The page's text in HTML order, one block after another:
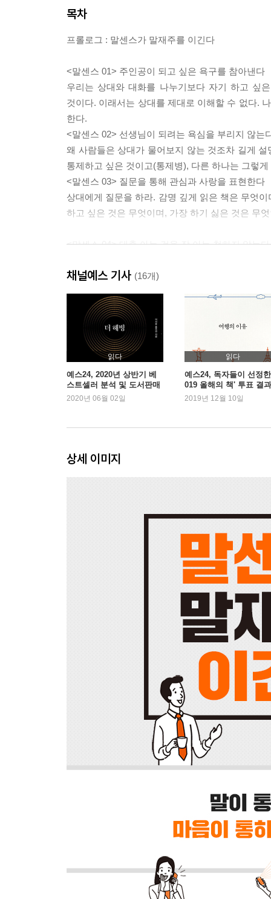
목차
프롤로그 : 말센스가 말재주를 이긴다
<말센스 01> 주인공이 되고 싶은 욕구를 참아낸다
우리는 상대와 대화를 나누기보다 자기 하고 싶
것이다. 이래서는 상대를 제대로 이해할 수 없다.
한다.
<말센스 02> 선생님이 되려는 욕심을 부리지 않는
왜 사람들은 상대가 물어보지 않는 것조차 길게
통제하고 싶은 것이고(통제병), 다른 하나는 그렇
<말센스 03> 질문을 통해 관심과 사랑을 표현한다
상대에게 질문을 하라. 감명 깊게 읽은 책은 무엇
하고 싶은 것은 무엇이며, 가장 하기 싫은 것은 무
<말센스 04> 대충 아는 것을 잘 아는 척하지 않는다
모르는 것은 부끄러운 것이 아니다. 진짜로 부끄러
<말센스 05> 귀가 아닌 마음으로 듣는다
진정한 듣기는 ‘수동적’이 아닌 ‘능동적’이어야
입장을 이해하기 위해 듣는 것이다. 상대의 말뿐
<말센스 06> 상대가 보내는 신호에 안테나를 세운
대화하는 도중에 상대가 하품을 하거나 딴청을
지루해하고 있는 것이다. 상대가 수 차례 그런 신
난무하게 된다. 당신이 알고 있는 모든 것에 대해
대화를 하는 동안 우리는 계속해서 다른 생각에
<말센스 09> 좋은 말도 되풀이하면 나쁜 말이 된다
상대가 어떤 실수를 하면 우리는 그가 똑같은 실
하지만 아무리 옳은 말이라도 여러 차례 되풀이
<말센스 10> 이 얘기에서 저 얘기로 건너뛰지 않는
우리는 대화 중에 인터넷의 링크를 누르듯 이
대화는 하지 않느니만 못하다. 대화를 나누기가
<말센스 11> 고독의 시간이 공감력을 높여준다
하버드에서 수행된 연구에 따르면 다른 사람에게
것만으로도 다른 사람들과의 관계를 증진시킬 수
<말센스 12> 말은 문자보다 진정성이 강하다
우리는 말로 해야 할 때조차 문자를 쓴다. 얼굴을
<말센스 13> 편리함을 위해 감정을 희생시키지 않
스마트폰 같은 기기를 통한 의사소통은 매우 효
<말센스 14> 말재주와 말센스는 다르다
말을 잘하고 싶은가? 그렇다면 말하고 싶은 욕
채널예스 기사 (16개)
읽다
예스24, 2020년 상반기 베
스트셀러 분석 및 도서판매
동향 발표
2020년 06월 02일
읽다
예스24, 독자들이 선정
019 올해의 책' 투표 결과
발표
2019년 12월 10일
상세 이미지